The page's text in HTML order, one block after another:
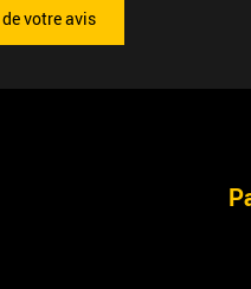
votre avis